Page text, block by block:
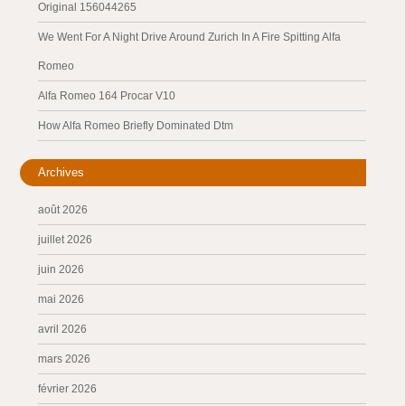
Original 156044265
We Went For A Night Drive Around Zurich In A Fire Spitting Alfa
Romeo
Alfa Romeo 164 Procar V10
How Alfa Romeo Briefly Dominated Dtm
Archives
août 2026
juillet 2026
juin 2026
mai 2026
avril 2026
mars 2026
février 2026